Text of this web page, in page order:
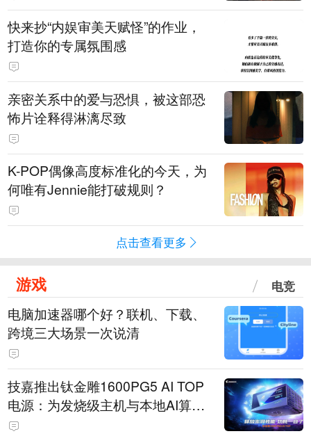
快来抄“内娱审美天赋怪”的作业，
打造你的专属氛围感
亲密关系中的爱与恐惧，被这部恐
怖片诠释得淋漓尽致
K-POP偶像高度标准化的今天，为
何唯有Jennie能打破规则？
点击查看更多
游戏 电竞
电脑加速器哪个好？联机、下载、
跨境三大场景一次说清
技嘉推出钛金雕1600PG5 AI TOP
电源：为发烧级主机与本地AI算力
打造旗舰供电方案